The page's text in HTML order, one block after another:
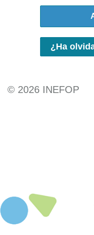
¿Ha
© 2026 INEFOP